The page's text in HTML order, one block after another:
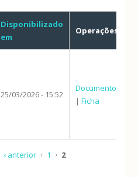
Disponibilizado
em
Operações
25/03/2026 - 15:52
Documento
|Ficha
‹ anterior 1
2